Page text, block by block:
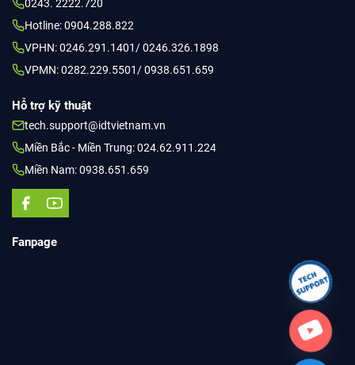
0243. 2222.720
Hotline: 0904.288.822
VPHN: 0246.291.1401/ 0246.326.1898
VPMN: 0282.229.5501/ 0938.651.659
Hỗ trợ kỹ thuật
tech.support@idtvietnam.vn
Miền Bắc - Miền Trung: 024.62.911.224
Miền Nam: 0938.651.659
Fanpage